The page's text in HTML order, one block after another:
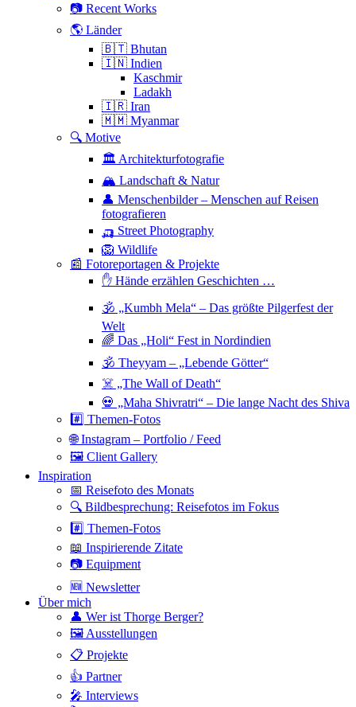
📷 Recent Works
🌎 Länder
🇧🇹 Bhutan
🇮🇳 Indien
Kaschmir
Ladakh
🇮🇷 Iran
🇲🇲 Myanmar
🔍 Motive
🏛 Architekturfotografie
🏔 Landschaft & Natur
👤 Menschenbilder – Menschen auf Reisen
fotografieren
🛺 Street Photography
🦁 Wildlife
📰 Fotoreportagen & Projekte
✋ Hände erzählen Geschichten …
🕉 „Kumbh Mela“ – Das größte Pilgerfest der
Welt
🌈 Das „Holi“ Fest in Nordindien
🕉 Theyyam – „Lebende Götter“
☠️ „The Wall of Death“
💀 „Maha Shivratri“ – Die lange Nacht des Shiva
#️⃣ Themen-Fotos
🌐 Instagram – Portfolio / Feed
🖼 Client Gallery
Inspiration
📅 Reisefoto des Monats
🔍 Bildbesprechung: Reisefotos im Fokus
#️⃣ Themen-Fotos
📖 Inspirierende Zitate
📷 Equipment
🆕 Newsletter
Über mich
👤 Wer ist Thorge Berger?
🖼 Ausstellungen
📋 Projekte
👍 Partner
🎤 Interviews